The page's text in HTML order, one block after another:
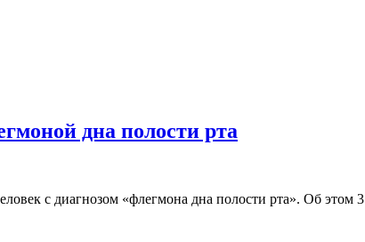
дна полости рта
с диагнозом «флегмона дна полости рта». Об этом